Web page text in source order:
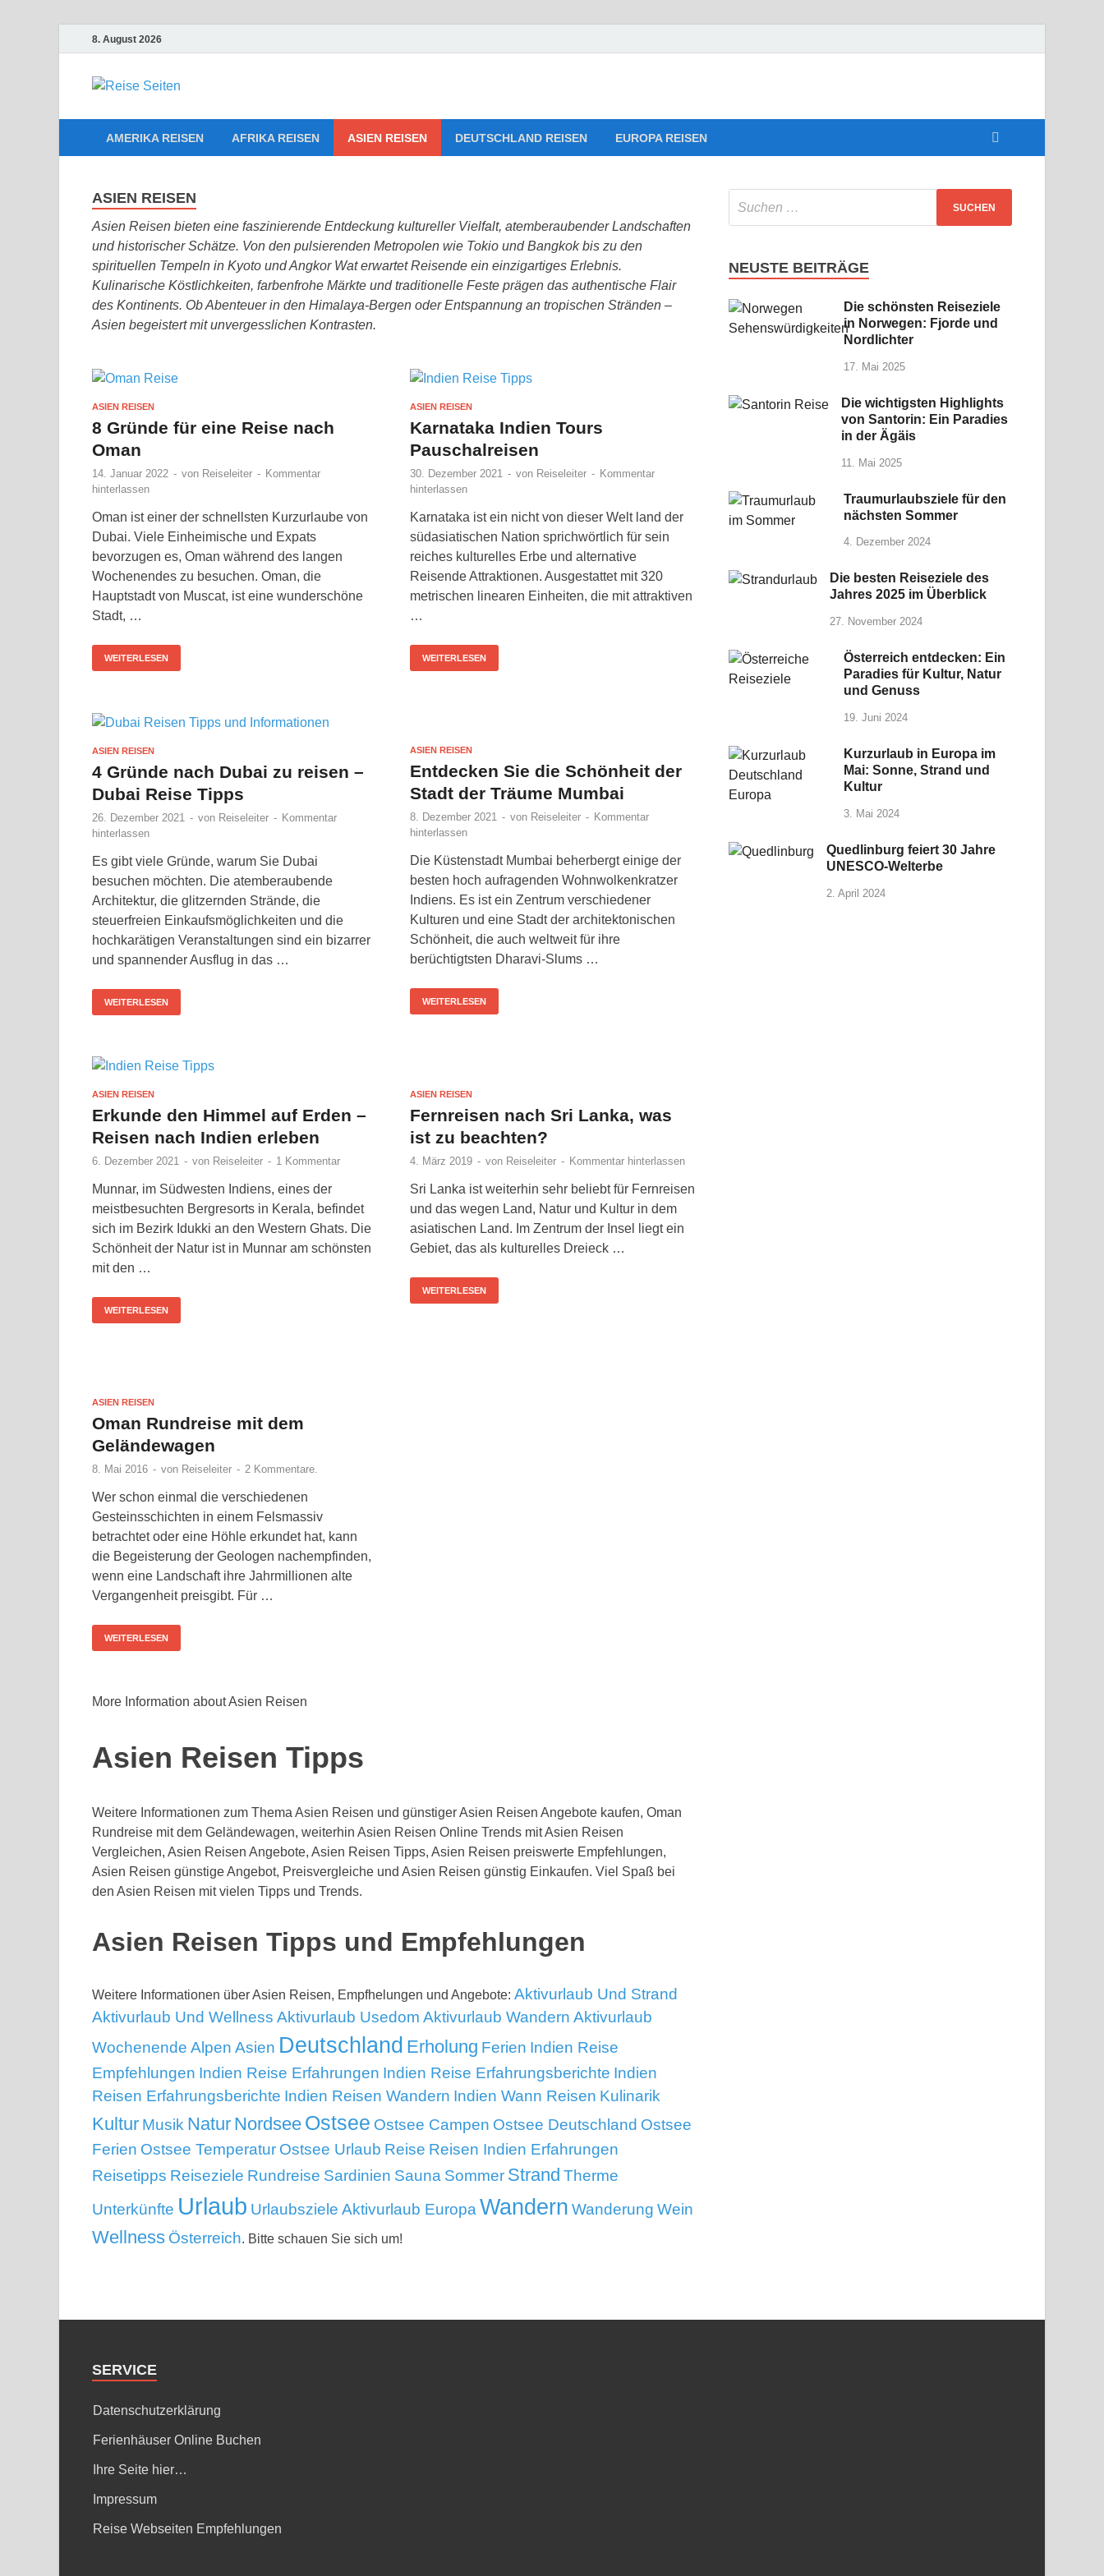
8. August 2026
Die besten Reise-Webseiten für Ihre perfekte
Reiseplanung
AMERIKA REISEN AFRIKA REISEN ASIEN REISEN DEUTSCHLAND REISEN EUROPA REISEN
ASIEN REISEN
Asien Reisen bieten eine faszinierende Entdeckung kultureller Vielfalt, atemberaubender Landschaften
und historischer Schätze. Von den pulsierenden Metropolen wie Tokio und Bangkok bis zu den
spirituellen Tempeln in Kyoto und Angkor Wat erwartet Reisende ein einzigartiges Erlebnis.
Kulinarische Köstlichkeiten, farbenfrohe Märkte und traditionelle Feste prägen das authentische Flair
des Kontinents. Ob Abenteuer in den Himalaya-Bergen oder Entspannung an tropischen Stränden –
Asien begeistert mit unvergesslichen Kontrasten.
ASIEN REISEN
8 Gründe für eine Reise nach
Oman
14. Januar 2022 - von Reiseleiter - Kommentar
hinterlassen
Oman ist einer der schnellsten Kurzurlaube von
Dubai. Viele Einheimische und Expats
bevorzugen es, Oman während des langen
Wochenendes zu besuchen. Oman, die
Hauptstadt von Muscat, ist eine wunderschöne
Stadt, …
WEITERLESEN
ASIEN REISEN
Karnataka Indien Tours
Pauschalreisen
30. Dezember 2021 - von Reiseleiter - Kommentar
hinterlassen
Karnataka ist ein nicht von dieser Welt land der
südasiatischen Nation sprichwörtlich für sein
reiches kulturelles Erbe und alternative
Reisende Attraktionen. Ausgestattet mit 320
metrischen linearen Einheiten, die mit attraktiven
…
WEITERLESEN
ASIEN REISEN
4 Gründe nach Dubai zu reisen –
Dubai Reise Tipps
26. Dezember 2021 - von Reiseleiter - Kommentar
hinterlassen
Es gibt viele Gründe, warum Sie Dubai
besuchen möchten. Die atemberaubende
Architektur, die glitzernden Strände, die
steuerfreien Einkaufsmöglichkeiten und die
hochkarätigen Veranstaltungen sind ein bizarrer
und spannender Ausflug in das …
WEITERLESEN
ASIEN REISEN
Entdecken Sie die Schönheit der
Stadt der Träume Mumbai
8. Dezember 2021 - von Reiseleiter - Kommentar
hinterlassen
Die Küstenstadt Mumbai beherbergt einige der
besten hoch aufragenden Wohnwolkenkratzer
Indiens. Es ist ein Zentrum verschiedener
Kulturen und eine Stadt der architektonischen
Schönheit, die auch weltweit für ihre
berüchtigtsten Dharavi-Slums …
WEITERLESEN
ASIEN REISEN
Erkunde den Himmel auf Erden –
Reisen nach Indien erleben
6. Dezember 2021 - von Reiseleiter - 1 Kommentar
Munnar, im Südwesten Indiens, eines der
meistbesuchten Bergresorts in Kerala, befindet
sich im Bezirk Idukki an den Western Ghats. Die
Schönheit der Natur ist in Munnar am schönsten
mit den …
WEITERLESEN
ASIEN REISEN
Fernreisen nach Sri Lanka, was
ist zu beachten?
4. März 2019 - von Reiseleiter - Kommentar hinterlassen
Sri Lanka ist weiterhin sehr beliebt für Fernreisen
und das wegen Land, Natur und Kultur in dem
asiatischen Land. Im Zentrum der Insel liegt ein
Gebiet, das als kulturelles Dreieck …
WEITERLESEN
ASIEN REISEN
Oman Rundreise mit dem
Geländewagen
8. Mai 2016 - von Reiseleiter - 2 Kommentare.
Wer schon einmal die verschiedenen
Gesteinsschichten in einem Felsmassiv
betrachtet oder eine Höhle erkundet hat, kann
die Begeisterung der Geologen nachempfinden,
wenn eine Landschaft ihre Jahrmillionen alte
Vergangenheit preisgibt. Für …
WEITERLESEN
More Information about Asien Reisen
Asien Reisen Tipps
Weitere Informationen zum Thema Asien Reisen und günstiger Asien Reisen Angebote kaufen, Oman
Rundreise mit dem Geländewagen, weiterhin Asien Reisen Online Trends mit Asien Reisen
Vergleichen, Asien Reisen Angebote, Asien Reisen Tipps, Asien Reisen preiswerte Empfehlungen,
Asien Reisen günstige Angebot, Preisvergleiche und Asien Reisen günstig Einkaufen. Viel Spaß bei
den Asien Reisen mit vielen Tipps und Trends.
Asien Reisen Tipps und Empfehlungen
Weitere Informationen über Asien Reisen, Empfhelungen und Angebote: Aktivurlaub Und Strand
Aktivurlaub Und Wellness Aktivurlaub Usedom Aktivurlaub Wandern Aktivurlaub
Wochenende Alpen Asien Deutschland Erholung Ferien Indien Reise
Empfehlungen Indien Reise Erfahrungen Indien Reise Erfahrungsberichte Indien
Reisen Erfahrungsberichte Indien Reisen Wandern Indien Wann Reisen Kulinarik
Kultur Musik Natur Nordsee Ostsee Ostsee Campen Ostsee Deutschland Ostsee
Ferien Ostsee Temperatur Ostsee Urlaub Reise Reisen Indien Erfahrungen
Reisetipps Reiseziele Rundreise Sardinien Sauna Sommer Strand Therme
Unterkünfte Urlaub Urlaubsziele Aktivurlaub Europa Wandern Wanderung Wein
Wellness Österreich. Bitte schauen Sie sich um!
NEUSTE BEITRÄGE
Die schönsten Reiseziele
in Norwegen: Fjorde und
Nordlichter
17. Mai 2025
Die wichtigsten Highlights
von Santorin: Ein Paradies
in der Ägäis
11. Mai 2025
Traumurlaubsziele für den
nächsten Sommer
4. Dezember 2024
Die besten Reiseziele des
Jahres 2025 im Überblick
27. November 2024
Österreich entdecken: Ein
Paradies für Kultur, Natur
und Genuss
19. Juni 2024
Kurzurlaub in Europa im
Mai: Sonne, Strand und
Kultur
3. Mai 2024
Quedlinburg feiert 30 Jahre
UNESCO-Welterbe
2. April 2024
SERVICE
Datenschutzerklärung
Ferienhäuser Online Buchen
Ihre Seite hier…
Impressum
Reise Webseiten Empfehlungen